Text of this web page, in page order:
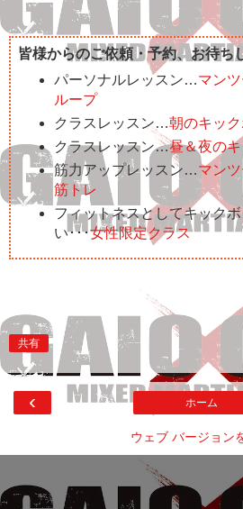
皆様からのご依頼・予約、お待ち
パーソナルレッスン…マン
ループ
クラスレッスン…朝のキッ
クラスレッスン…昼＆夜の
筋力アップレッスン…マン
筋トレ
フィットネスとしてキック
い･･･女性限定クラス
共有
‹ ホーム
ウェブ バージョン